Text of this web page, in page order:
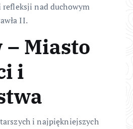
nad duchowym
II.
Miasto
i
i najpiękniejszych